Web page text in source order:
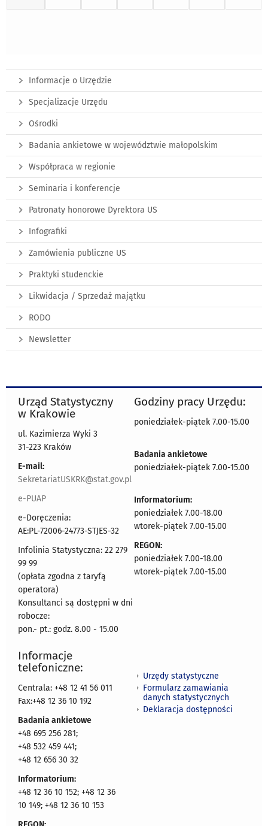
Informacje o Urzędzie
Specjalizacje Urzędu
Ośrodki
Badania ankietowe w województwie małopolskim
Współpraca w regionie
Seminaria i konferencje
Patronaty honorowe Dyrektora US
Infografiki
Zamówienia publiczne US
Praktyki studenckie
Likwidacja / Sprzedaż majątku
RODO
Newsletter
Urząd Statystyczny
w Krakowie
ul. Kazimierza Wyki 3
31-223 Kraków
E-mail:
SekretariatUSKRK@stat.gov.pl
e-PUAP
e-Doręczenia:
AE:PL-72006-24773-STJES-32
Infolinia Statystyczna: 22 279
99 99
(opłata zgodna z taryfą
operatora)
Konsultanci są dostępni w dni
robocze:
pon.- pt.: godz. 8.00 - 15.00
Godziny pracy Urzędu:
poniedziałek-piątek 7.00-15.00
Badania ankietowe
poniedziałek-piątek 7.00-15.00
Informatorium:
poniedziałek 7.00-18.00
wtorek-piątek 7.00-15.00
REGON:
poniedziałek 7.00-18.00
wtorek-piątek 7.00-15.00
Informacje
telefoniczne:
Centrala: +48 12 41 56 011
Fax:+48 12 36 10 192
Badania ankietowe
+48 695 256 281;
+48 532 459 441;
+48 12 656 30 32
Informatorium:
+48 12 36 10 152; +48 12 36
10 149; +48 12 36 10 153
Urzędy statystyczne
Formularz zamawiania
danych statystycznych
Deklaracja dostępności